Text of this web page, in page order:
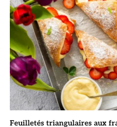
Feuilletés triangulaires aux